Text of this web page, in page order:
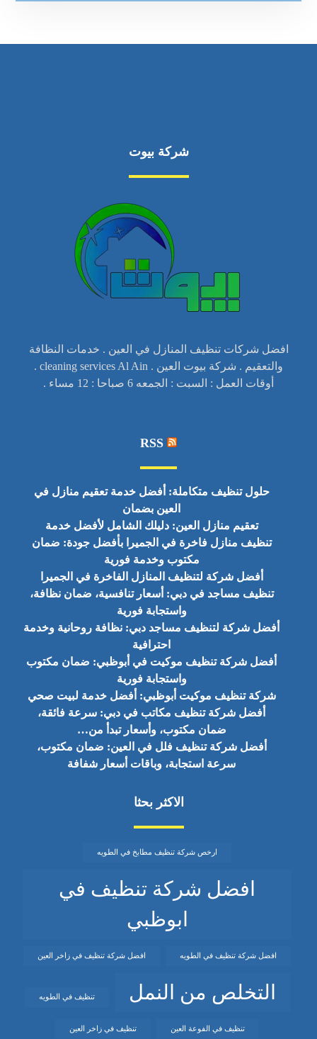
شركة بيوت
افضل شركات تنظيف المنازل في العين . خدمات النظافة
والتعقيم . شركة بيوت العين . cleaning services Al Ain .
أوقات العمل : السبت : الجمعه 6 صباحا : 12 مساء .
RSS
حلول تنظيف متكاملة: أفضل خدمة تعقيم منازل في
العين بضمان
تعقيم منازل العين: دليلك الشامل لأفضل خدمة
تنظيف منازل فاخرة في الجميرا بأفضل جودة: ضمان
مكتوب وخدمة فورية
أفضل شركة لتنظيف المنازل الفاخرة في الجميرا
تنظيف مساجد في دبي: أسعار تنافسية، ضمان نظافة،
واستجابة فورية
أفضل شركة لتنظيف مساجد دبي: نظافة روحانية وخدمة
احترافية
أفضل شركة تنظيف موكيت في أبوظبي: ضمان مكتوب
واستجابة فورية
شركة تنظيف موكيت أبوظبي: أفضل خدمة لبيت صحي
أفضل شركة تنظيف مكاتب في دبي: سرعة فائقة،
ضمان مكتوب، وأسعار تبدأ من…
أفضل شركة تنظيف فلل في العين: ضمان مكتوب،
سرعة استجابة، وباقات أسعار شفافة
الاكثر بحثا
ارخص شركة تنظيف مطابخ في الطويه
افضل شركة تنظيف في
ابوظبي
افضل شركة تنظيف في الطويه افضل شركة تنظيف في زاخر العين
التخلص من النمل تنظيف في الطويه
تنظيف في الفوعة العين تنظيف في زاخر العين